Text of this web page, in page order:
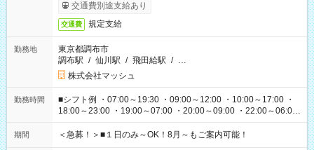
交通費別途支給あり
交通費 規定支給
勤務地
東京都調布市
調布駅 / 仙川駅 / 飛田給駅 / …
株式会社マッシュ
勤務時間
■シフト例 ・07:00～19:30 ・09:00～12:00 ・10:00～17:00 ・
18:00～23:00 ・19:00～07:00 ・20:00～09:00 ・22:00～06:00
etc ★最短で3時間で5,120円のお仕事から 15時間で2万円近く稼
げるお仕事も！ ご希望のお時間に合わせてご紹介！ ※シフトは
期間 ＜急募！＞■１日のみ～OK！8月～もご案内可能！